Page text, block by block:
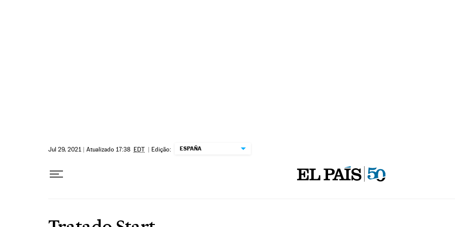
Jul 29, 2021 | Atualizado 17:38 EDT | Edição: ESPAÑA